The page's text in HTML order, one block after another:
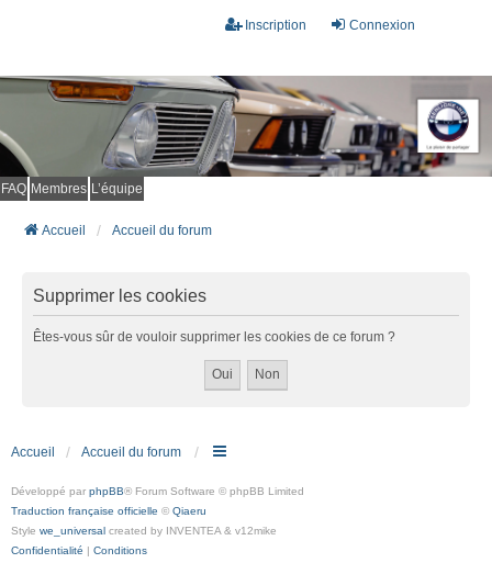
Connexion
Inscription
FAQ Membres L’équipe
Accueil Accueil du forum
Supprimer les cookies
Êtes-vous sûr de vouloir supprimer les cookies de ce forum ?
Accueil Accueil du forum
Développé par phpBB® Forum Software © phpBB Limited
Traduction française officielle © Qiaeru
Style we_universal created by INVENTEA & v12mike
Confidentialité | Conditions